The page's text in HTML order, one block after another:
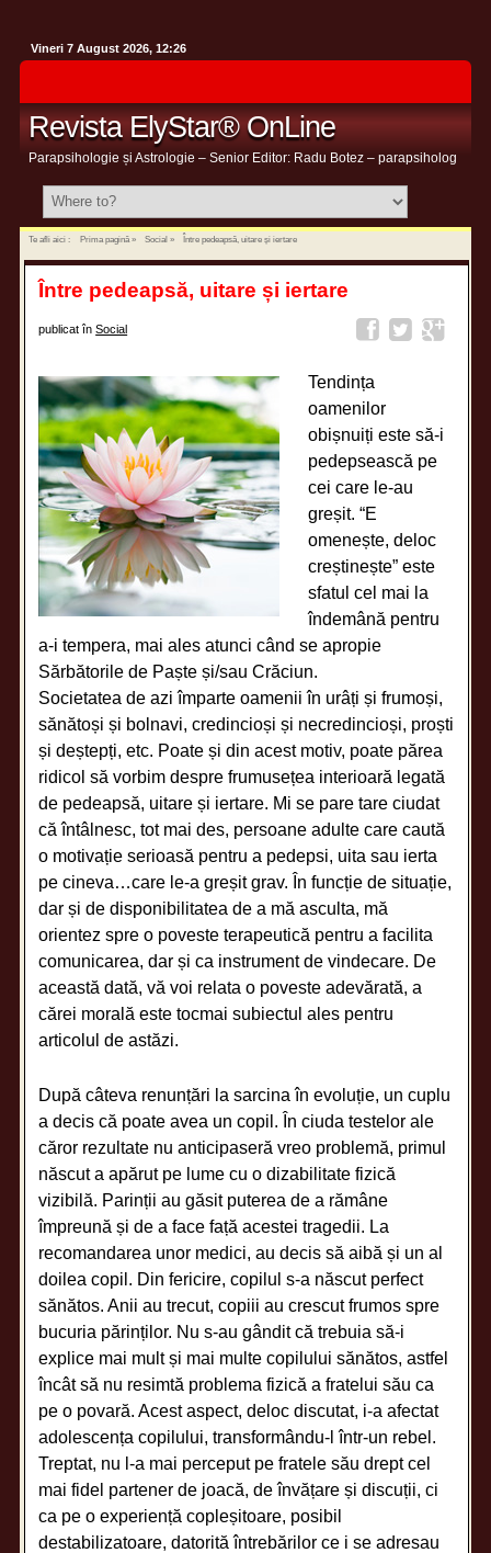
Vineri 7 August 2026, 12:26
Revista ElyStar® OnLine
Parapsihologie și Astrologie – Senior Editor: Radu Botez – parapsiholog
Te afli aici : Prima pagină» Social» Între pedeapsă, uitare și iertare
Între pedeapsă, uitare și iertare
publicat înSocial
Tendința
oamenilor
obișnuiți este să-i
pedepsească pe
cei care le-au
greșit. “E
omenește, deloc
creștinește” este
sfatul cel mai la
îndemână pentru
a-i tempera, mai ales atunci când se apropie
Sărbătorile de Paște și/sau Crăciun.
Societatea de azi împarte oamenii în urâți și frumoși,
sănătoși și bolnavi, credincioși și necredincioși, proști
și deștepți, etc. Poate și din acest motiv, poate părea
ridicol să vorbim despre frumusețea interioară legată
de pedeapsă, uitare și iertare. Mi se pare tare ciudat
că întâlnesc, tot mai des, persoane adulte care caută
o motivație serioasă pentru a pedepsi, uita sau ierta
pe cineva…care le-a greșit grav. În funcție de situație,
dar și de disponibilitatea de a mă asculta, mă
orientez spre o poveste terapeutică pentru a facilita
comunicarea, dar și ca instrument de vindecare. De
această dată, vă voi relata o poveste adevărată, a
cărei morală este tocmai subiectul ales pentru
articolul de astăzi.
După câteva renunțări la sarcina în evoluție, un cuplu
a decis că poate avea un copil. În ciuda testelor ale
căror rezultate nu anticipaseră vreo problemă, primul
născut a apărut pe lume cu o dizabilitate fizică
vizibilă. Parinții au găsit puterea de a rămâne
împreună și de a face față acestei tragedii. La
recomandarea unor medici, au decis să aibă și un al
doilea copil. Din fericire, copilul s-a născut perfect
sănătos. Anii au trecut, copiii au crescut frumos spre
bucuria părinților. Nu s-au gândit că trebuia să-i
explice mai mult și mai multe copilului sănătos, astfel
încât să nu resimtă problema fizică a fratelui său ca
pe o povară. Acest aspect, deloc discutat, i-a afectat
adolescența copilului, transformându-l într-un rebel.
Treptat, nu l-a mai perceput pe fratele său drept cel
mai fidel partener de joacă, de învățare și discuții, ci
ca pe o experiență copleșitoare, posibil
destabilizatoare, datorită întrebărilor ce i se adresau